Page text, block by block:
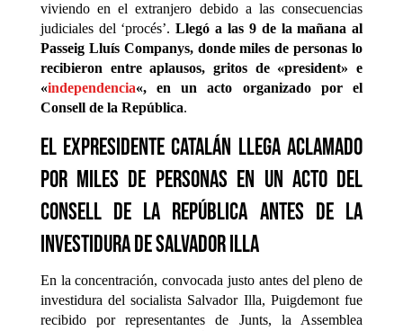
viviendo en el extranjero debido a las consecuencias
judiciales del ‘procés’.Llegó a las 9 de la mañana al
Passeig Lluís Companys, donde miles de personas lo
recibieron entre aplausos, gritos de «president» e
«independencia«, en un acto organizado por el
Consell de la República.
El expresidente catalán llega aclamado
por miles de personas en un acto del
Consell de la República antes de la
investidura de Salvador Illa
En la concentración, convocada justo antes del pleno de
investidura del socialista Salvador Illa, Puigdemont fue
recibido por representantes de Junts, la Assemblea